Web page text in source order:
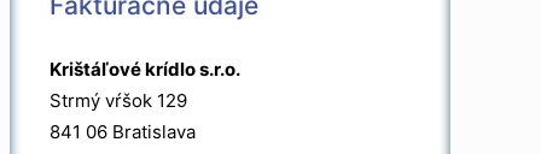
Krištáľové krídlo s.r.o.
Strmý vŕšok 129
841 06 Bratislava